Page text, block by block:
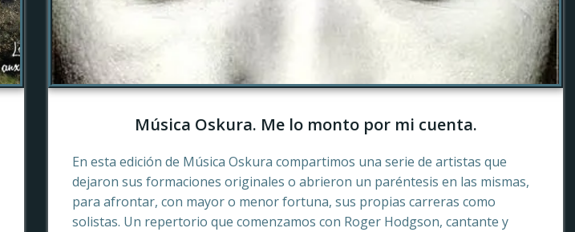
Música Oskura. Me lo monto por mi cuenta.
En esta edición de Música Oskura compartimos una serie de artistas que
dejaron sus formaciones originales o abrieron un paréntesis en las mismas,
para afrontar, con mayor o menor fortuna, sus propias carreras como
solistas. Un repertorio que comenzamos con Roger Hodgson, cantante y